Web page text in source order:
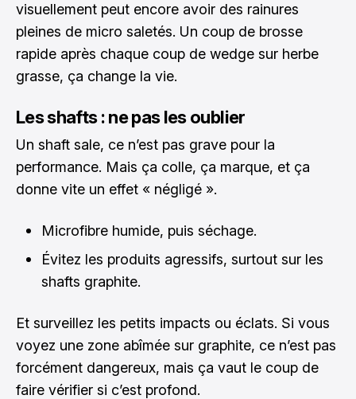
visuellement peut encore avoir des rainures
pleines de micro saletés. Un coup de brosse
rapide après chaque coup de wedge sur herbe
grasse, ça change la vie.
Les shafts : ne pas les oublier
Un shaft sale, ce n’est pas grave pour la
performance. Mais ça colle, ça marque, et ça
donne vite un effet « négligé ».
Microfibre humide, puis séchage.
Évitez les produits agressifs, surtout sur les
shafts graphite.
Et surveillez les petits impacts ou éclats. Si vous
voyez une zone abîmée sur graphite, ce n’est pas
forcément dangereux, mais ça vaut le coup de
faire vérifier si c’est profond.